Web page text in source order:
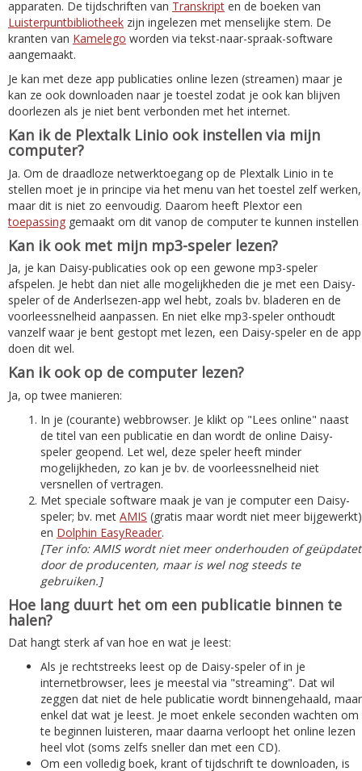
apparaten. De tijdschriften van Transkript en de boeken van
Luisterpuntbibliotheek zijn ingelezen met menselijke stem. De
kranten van Kamelego worden via tekst-naar-spraak-software
aangemaakt.
Je kan met deze app publicaties online lezen (streamen) maar je
kan ze ook downloaden naar je toestel zodat je ook kan blijven
doorlezen als je niet bent verbonden met het internet.
Kan ik de Plextalk Linio ook instellen via mijn
computer?
Ja. Om de draadloze netwerktoegang op de Plextalk Linio in te
stellen moet je in principe via het menu van het toestel zelf werken,
maar dit is niet zo eenvoudig. Daarom heeft Plextor een
toepassing gemaakt om dit vanop de computer te kunnen instellen
Kan ik ook met mijn mp3-speler lezen?
Ja, je kan Daisy-publicaties ook op een gewone mp3-speler
afspelen. Je hebt dan niet alle mogelijkheden die je met een Daisy-
speler of de Anderlsezen-app wel hebt, zoals bv. bladeren en de
voorleessnelheid aanpassen. En niet elke mp3-speler onthoudt
vanzelf waar je bent gestopt met lezen, een Daisy-speler en de app
doen dit wel.
Kan ik ook op de computer lezen?
Ja, op twee manieren:
In je (courante) webbrowser. Je klikt op "Lees online" naast
de titel van een publicatie en dan wordt de online Daisy-
speler geopend. Let wel, deze speler heeft minder
mogelijkheden, zo kan je bv. de voorleessnelheid niet
versnellen of vertragen.
Met speciale software maak je van je computer een Daisy-
speler; bv. met AMIS (gratis maar wordt niet meer bijgewerkt)
en Dolphin EasyReader.
[Ter info: AMIS wordt niet meer onderhouden of geüpdatet
door de producenten, maar is wel nog steeds te
gebruiken.]
Hoe lang duurt het om een publicatie binnen te
halen?
Dat hangt sterk af van hoe en wat je leest:
Als je rechtstreeks leest op de Daisy-speler of in je
internetbrowser, lees je meestal via "streaming". Dat wil
zeggen dat niet de hele publicatie wordt binnengehaald, maar
enkel dat wat je leest. Je moet enkele seconden wachten om
te beginnen luisteren, maar daarna verloopt het online lezen
heel vlot (soms zelfs sneller dan met een CD).
Om een volledig boek, krant of tijdschrift te downloaden, is